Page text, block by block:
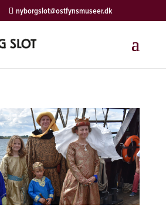
nyborgslot@ostfynsmuseer.dk